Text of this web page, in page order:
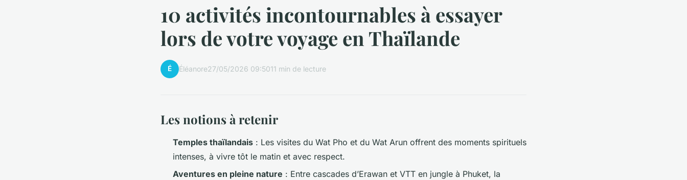
10 activités incontournables à essayer
lors de votre voyage en Thaïlande
É Éléanore27/05/2026 09:5011 min de lecture
Les notions à retenir
Temples thaïlandais : Les visites du Wat Pho et du Wat Arun offrent des moments spirituels
intenses, à vivre tôt le matin et avec respect.
Aventures en pleine nature : Entre cascades d’Erawan et VTT en jungle à Phuket, la